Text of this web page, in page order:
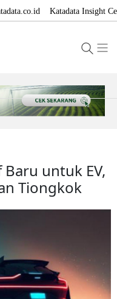
Katadata Insight
Baru untuk EV,
Tiongkok